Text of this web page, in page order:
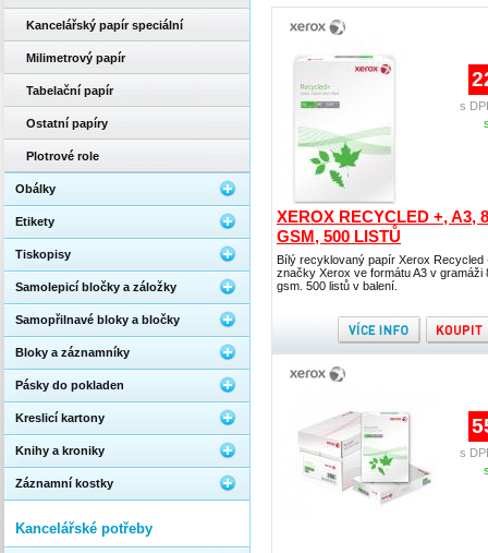
XEROX RECYCLED +, A3,
GSM, 500 LISTŮ
Bílý recyklovaný papír Xerox Recycled
značky Xerox ve formátu A3 v gramáži
gsm. 500 listů v balení.
s
s
Kancelářský papír speciální
Milimetrový papír
Tabelační papír
Ostatní papíry
Plotrové role
Obálky
Etikety
Tiskopisy
Samolepicí bločky a záložky
Samopřilnavé bloky a bločky
Bloky a záznamníky
Pásky do pokladen
Kreslicí kartony
Knihy a kroniky
Záznamní kostky
Kancelářské potřeby